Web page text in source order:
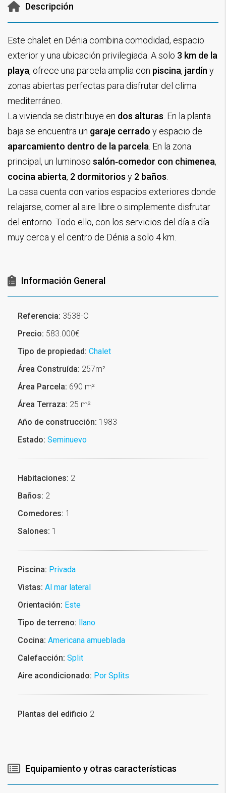
Descripción
Este chalet en Dénia combina comodidad, espacio
exterior y una ubicación privilegiada. A solo 3 km de la
playa, ofrece una parcela amplia con piscina, jardín y
zonas abiertas perfectas para disfrutar del clima
mediterráneo.
La vivienda se distribuye en dos alturas . En la planta
baja se encuentra un garaje cerrado y espacio de
aparcamiento dentro de la parcela . En la zona
principal, un luminoso salón‑comedor con chimenea,
cocina abierta, 2 dormitorios y 2 baños
La casa cuenta con varios espacios exteriores donde
relajarse, comer al aire libre o simplemente disfrutar
del entorno. Todo ello, con los servicios del día a día
muy cerca y el centro de Dénia a solo 4 km.
Información General
Referencia: 3538-C
Precio: 583.000€
Tipo de propiedad: Chalet
Área Construída: 257m²
Área Parcela: 690 m²
Área Terraza: 25 m²
Año de construcción: 1983
Estado: Seminuevo
Habitaciones: 2
Baños: 2
Comedores: 1
Salones: 1
Piscina: Privada
Vistas: Al mar lateral
Orientación: Este
Tipo de terreno: llano
Cocina: Americana amueblada
Calefacción: Split
Aire acondicionado: Por Splits
Plantas del edificio 2
Equipamiento y otras características